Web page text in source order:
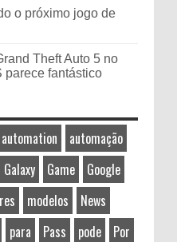
o próximo jogo de
Theft Auto 5 no
parece fantástico
automation
automação
Galaxy Game
Google
modelos
News
para Pass pode
Por